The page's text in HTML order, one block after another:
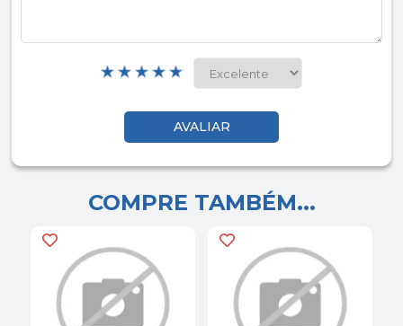
COMPRE TAMBÉM...